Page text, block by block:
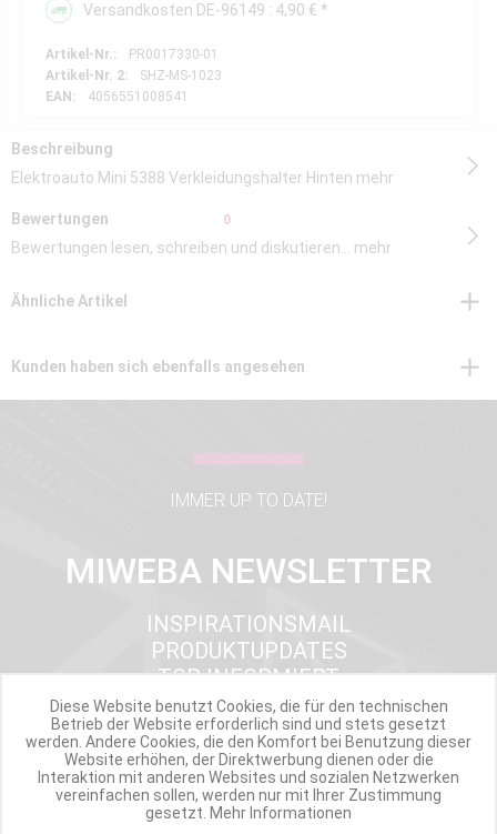
Versandkosten DE-96149 : 4,90 € *
Artikel-Nr.:
PR0017330-01
Artikel-Nr. 2:
SHZ-MS-1023
EAN:
4056551008541
Beschreibung
Elektroauto Mini 5388 Verkleidungshalter Hinten mehr
Bewertungen 0
Bewertungen lesen, schreiben und diskutieren... mehr
Ähnliche Artikel
Kunden haben sich ebenfalls angesehen
IMMER UP TO DATE!
MIWEBA NEWSLETTER
INSPIRATIONSMAIL
PRODUKTUPDATES
TOP INFORMIERT
ANGEBOTE
Werde Teil der Miweba Community!
Diese Website benutzt Cookies, die für den technischen
Betrieb der Website erforderlich sind und stets gesetzt
werden. Andere Cookies, die den Komfort bei Benutzung dieser
Website erhöhen, der Direktwerbung dienen oder die
Interaktion mit anderen Websites und sozialen Netzwerken
vereinfachen sollen, werden nur mit Ihrer Zustimmung
gesetzt. Mehr Informationen